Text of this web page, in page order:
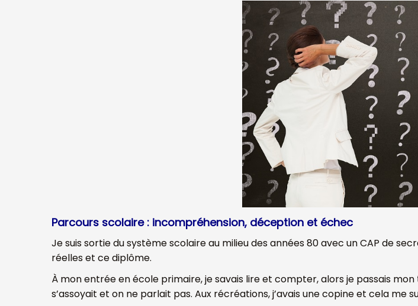
Parcours scolaire : incompréhension, déception et échec
Je suis sortie du système scolaire au milieu des années 80 avec un CAP de
réelles et ce diplôme.
À mon entrée en école primaire, je savais lire et compter, alors je passais
s’assoyait et on ne parlait pas. Aux récréations, j’avais une copine et cela me